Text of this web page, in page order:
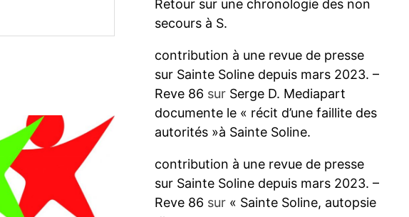
Retour sur une chronologie des non
secours à S.
contribution à une revue de presse
sur Sainte Soline depuis mars 2023. –
Reve 86 sur Serge D. Mediapart
documente le « récit d’une faillite des
autorités »à Sainte Soline.
contribution à une revue de presse
sur Sainte Soline depuis mars 2023. –
Reve 86 sur « Sainte Soline, autopsie